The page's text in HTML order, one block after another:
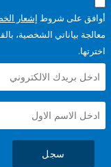
شروطإشعار الخصوصية
الشخصية، بالقدر